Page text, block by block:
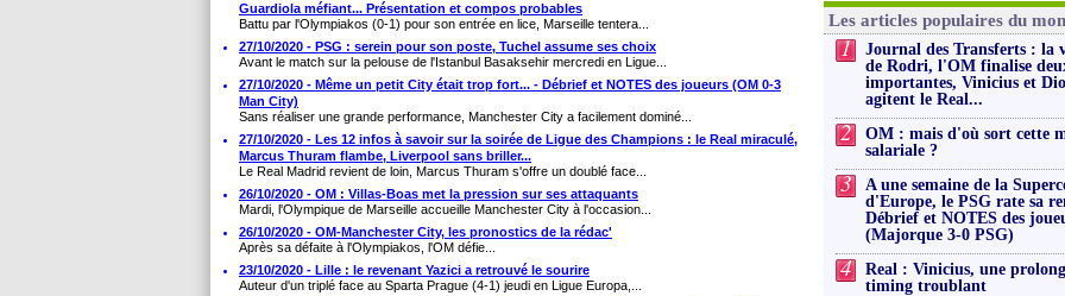
Guardiola méfiant... Présentation et compos probables
Battu par l'Olympiakos (0-1) pour son entrée en lice, Marseille tentera...
27/10/2020 - PSG : serein pour son poste, Tuchel assume ses choix
Avant le match sur la pelouse de l'Istanbul Basaksehir mercredi en Ligue...
27/10/2020 - Même un petit City était trop fort... - Débrief et NOTES des joueurs (OM 0-3
Man City)
Sans réaliser une grande performance, Manchester City a facilement dominé...
27/10/2020 - Les 12 infos à savoir sur la soirée de Ligue des Champions : le Real miraculé,
Marcus Thuram flambe, Liverpool sans briller...
Le Real Madrid revient de loin, Marcus Thuram s'offre un doublé face...
26/10/2020 - OM : Villas-Boas met la pression sur ses attaquants
Mardi, l'Olympique de Marseille accueille Manchester City à l'occasion...
26/10/2020 - OM-Manchester City, les pronostics de la rédac'
Après sa défaite à l'Olympiakos, l'OM défie...
23/10/2020 - Lille : le revenant Yazici a retrouvé le sourire
Auteur d'un triplé face au Sparta Prague (4-1) jeudi en Ligue Europa,...
Les articles populaires du
1
Journal des Transferts : la
de Rodri, l'OM finalise
importantes, Vinicius et
agitent le Real...
2
OM : mais d'où sort cette
salariale ?
3
A une semaine de la
d'Europe, le PSG rate sa
Débrief et NOTES des
(Majorque 3-0 PSG)
4
Real : Vinicius, une
timing troublant